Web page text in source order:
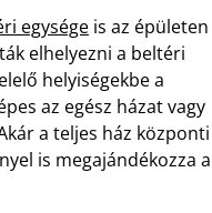
egysége is az épületen
elhelyezni a beltéri
helyiségekbe a
az egész házat vagy
a teljes ház központi
is megajándékozza a